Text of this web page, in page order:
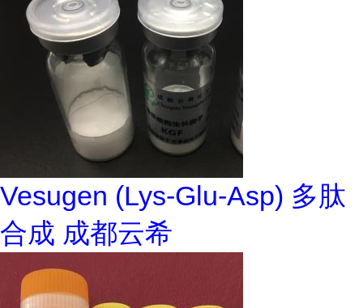
Vesugen (Lys-Glu-Asp) 多肽
合成 成都云希